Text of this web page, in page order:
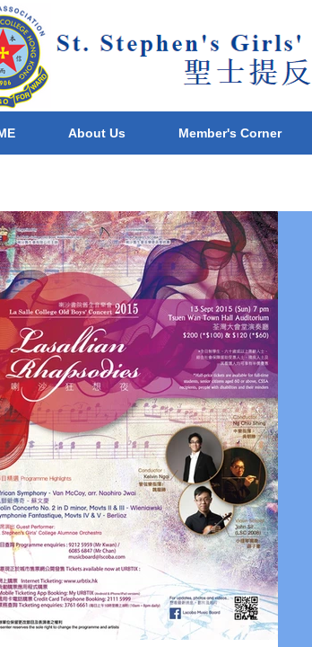
About Us Member's Corner